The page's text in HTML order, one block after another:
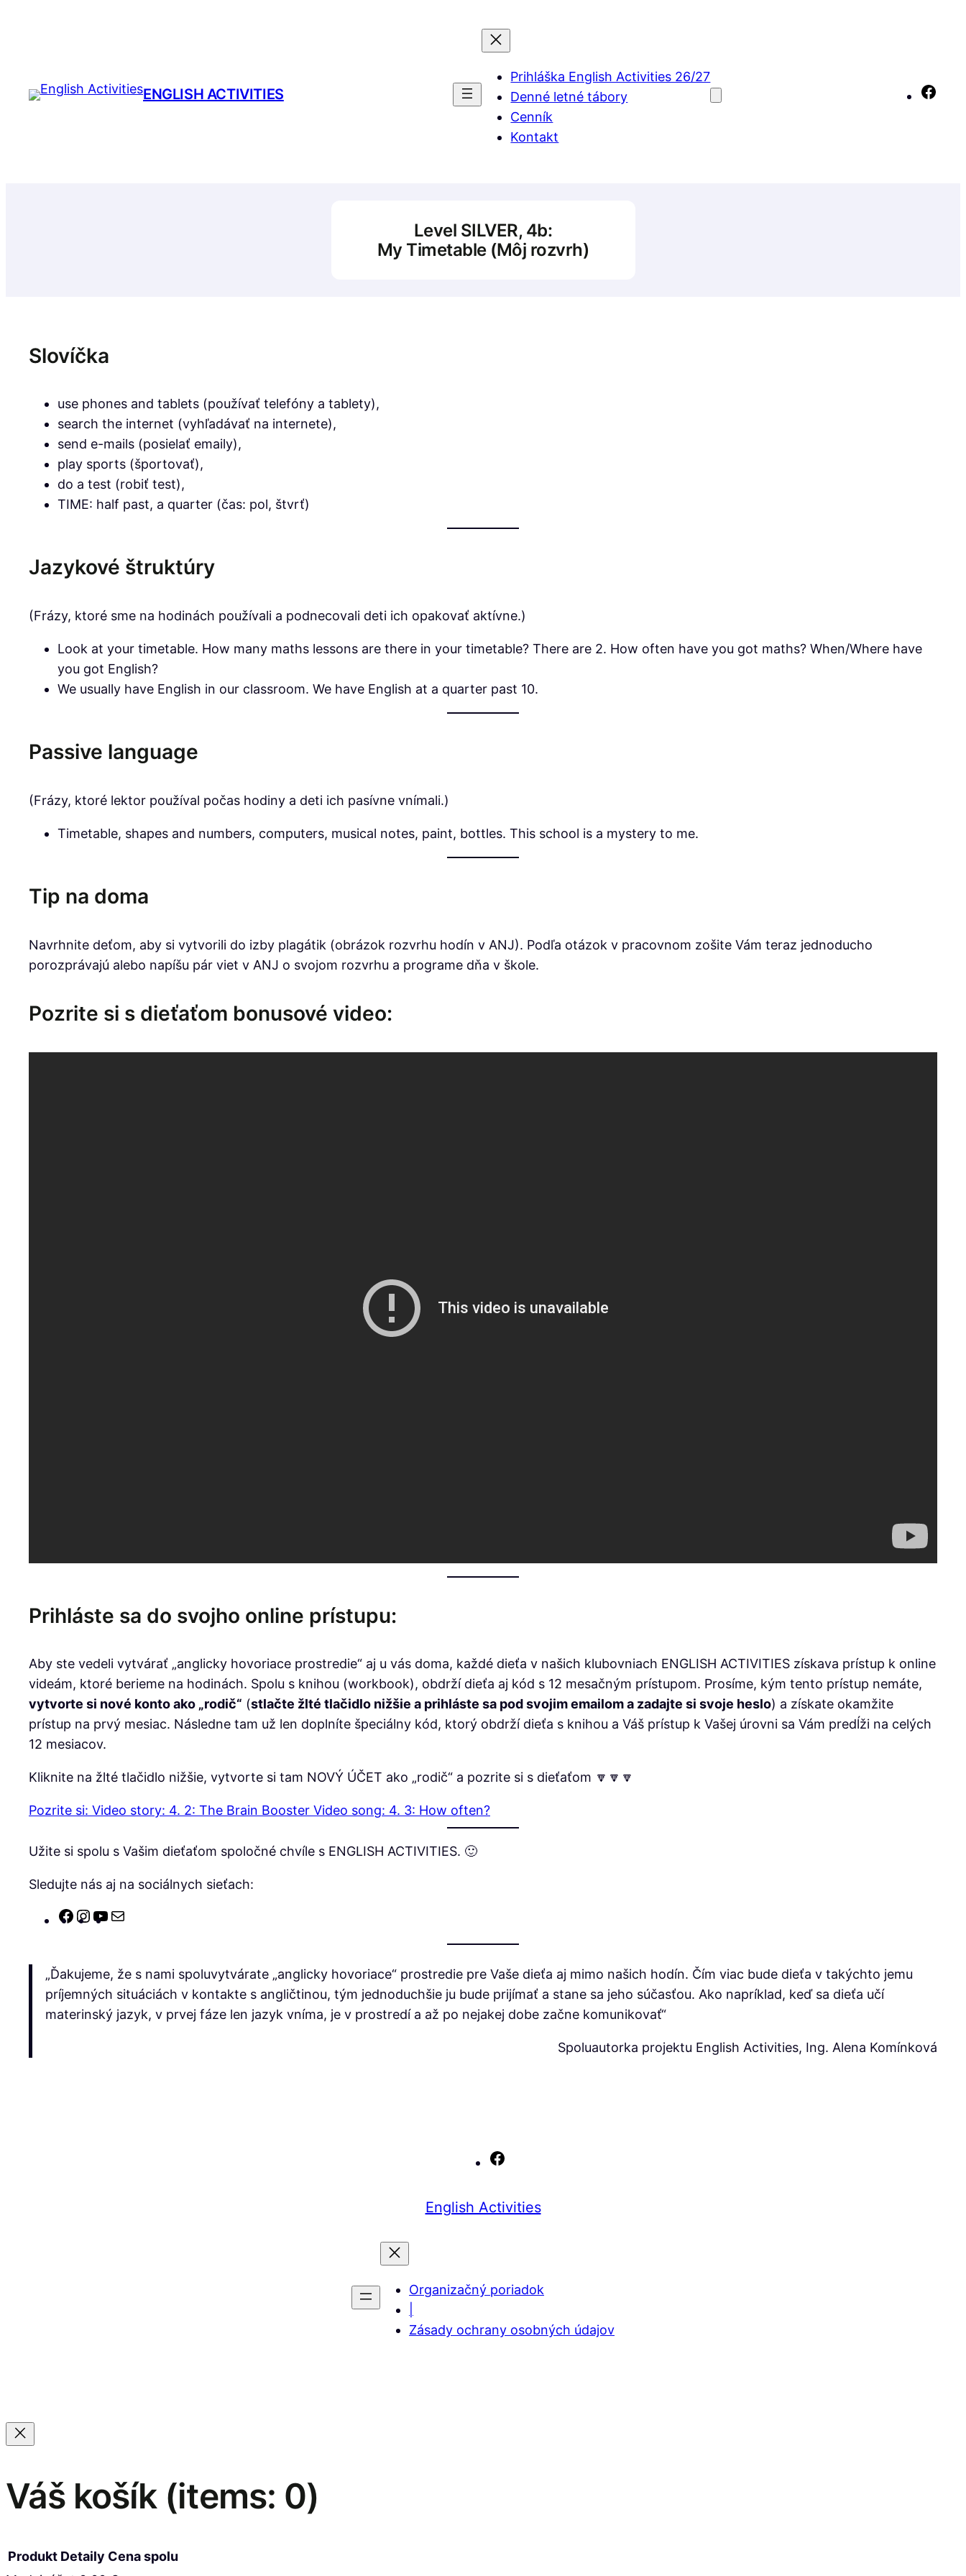
ENGLISH ACTIVITIES
Prihláška English Activities 26/27
Denné letné tábory
Cenník
Kontakt
Level SILVER, 4b:
My Timetable (Môj rozvrh)
Slovíčka
use phones and tablets (používať telefóny a tablety),
search the internet (vyhľadávať na internete),
send e-mails (posielať emaily),
play sports (športovať),
do a test (robiť test),
TIME: half past, a quarter (čas: pol, štvrť)
Jazykové štruktúry
(Frázy, ktoré sme na hodinách používali a podnecovali deti ich opakovať aktívne.)
Look at your timetable. How many maths lessons are there in your timetable? There are 2. How often have you got maths? When/Where have
you got English?
We usually have English in our classroom. We have English at a quarter past 10.
Passive language
(Frázy, ktoré lektor používal počas hodiny a deti ich pasívne vnímali.)
Timetable, shapes and numbers, computers, musical notes, paint, bottles. This school is a mystery to me.
Tip na doma
Navrhnite deťom, aby si vytvorili do izby plagátik (obrázok rozvrhu hodín v ANJ). Podľa otázok v pracovnom zošite Vám teraz jednoducho
porozprávajú alebo napíšu pár viet v ANJ o svojom rozvrhu a programe dňa v škole.
Pozrite si s dieťaťom bonusové video:
Prihláste sa do svojho online prístupu:
Aby ste vedeli vytvárať „anglicky hovoriace prostredie“ aj u vás doma, každé dieťa v našich klubovniach ENGLISH ACTIVITIES získava prístup k online
videám, ktoré berieme na hodinách. Spolu s knihou (workbook), obdrží dieťa aj kód s 12 mesačným prístupom. Prosíme, kým tento prístup nemáte,
vytvorte si nové konto ako „rodič“ (stlačte žlté tlačidlo nižšie a prihláste sa pod svojim emailom a zadajte si svoje heslo) a získate okamžite
prístup na prvý mesiac. Následne tam už len doplníte špeciálny kód, ktorý obdrží dieťa s knihou a Váš prístup k Vašej úrovni sa Vám predĺži na celých
12 mesiacov.
Kliknite na žlté tlačidlo nižšie, vytvorte si tam NOVÝ ÚČET ako „rodič“ a pozrite si s dieťaťom 🔽🔽🔽
Pozrite si: Video story: 4. 2: The Brain Booster Video song: 4. 3: How often?
Užite si spolu s Vašim dieťaťom spoločné chvíle s ENGLISH ACTIVITIES. 🙂
Sledujte nás aj na sociálnych sieťach:
Facebook
Instagram
YouTube
„Ďakujeme, že s nami spoluvytvárate „anglicky hovoriace“ prostredie pre Vaše dieťa aj mimo našich hodín. Čím viac bude dieťa v takýchto jemu
príjemných situáciách v kontakte s angličtinou, tým jednoduchšie ju bude prijímať a stane sa jeho súčasťou. Ako napríklad, keď sa dieťa učí
materinský jazyk, v prvej fáze len jazyk vníma, je v prostredí a až po nejakej dobe začne komunikovať“
Spoluautorka projektu English Activities, Ing. Alena Komínková
English Activities
Organizačný poriadok
Zásady ochrany osobných údajov
Váš košík (items: 0)
Produkt Detaily Cena spolu